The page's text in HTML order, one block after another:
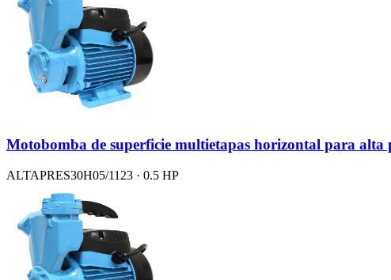
Motobomba de superficie multietapas horizontal para alta
ALTAPRES30H05/1123 · 0.5 HP